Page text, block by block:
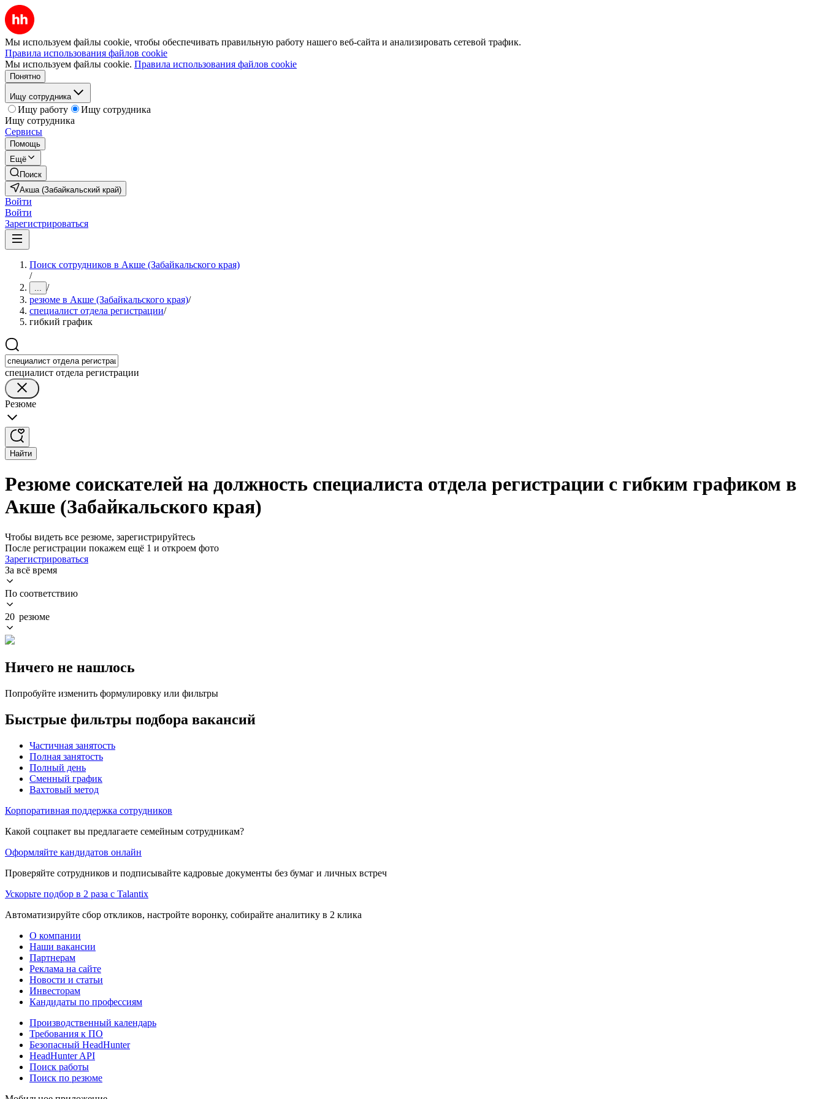
Мы используем файлы cookie, чтобы обеспечивать правильную работу нашего веб-сайта и анализировать сетевой трафик.
Правила использования файлов cookie
Мы используем файлы cookie. Правила использования файлов cookie
Понятно
Ищу сотрудника
Ищу работу
Ищу сотрудника
Ищу сотрудника
Сервисы
Помощь
Ещё
Поиск
Акша (Забайкальский край)
Войти
Войти
Зарегистрироваться
Поиск сотрудников в Акше (Забайкальского края)
/
... /
резюме в Акше (Забайкальского края)/
специалист отдела регистрации/
гибкий график
специалист отдела регистрации
Резюме
Найти
Резюме соискателей на должность специалиста отдела регистрации с гибким графиком в
Акше (Забайкальского края)
Чтобы видеть все резюме, зарегистрируйтесь
После регистрации покажем ещё 1 и откроем фото
Зарегистрироваться
За всё время
По соответствию
20 резюме
Ничего не нашлось
Попробуйте изменить формулировку или фильтры
Быстрые фильтры подбора вакансий
Частичная занятость
Полная занятость
Полный день
Сменный график
Вахтовый метод
Корпоративная поддержка сотрудников
Какой соцпакет вы предлагаете семейным сотрудникам?
Оформляйте кандидатов онлайн
Проверяйте сотрудников и подписывайте кадровые документы без бумаг и личных встреч
Ускорьте подбор в 2 раза с Talantix
Автоматизируйте сбор откликов, настройте воронку, собирайте аналитику в 2 клика
О компании
Наши вакансии
Партнерам
Реклама на сайте
Новости и статьи
Инвесторам
Кандидаты по профессиям
Производственный календарь
Требования к ПО
Безопасный HeadHunter
HeadHunter API
Поиск работы
Поиск по резюме